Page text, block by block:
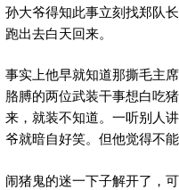
孙大爷得知此事立刻找郑队
跑出去白天回来。
事实上他早就知道那撕毛主
胳膊的两位武装干事想白吃
来，就装不知道。一听别人
爷就暗自好笑。但他觉得不
闹猪鬼的迷一下子解开了，